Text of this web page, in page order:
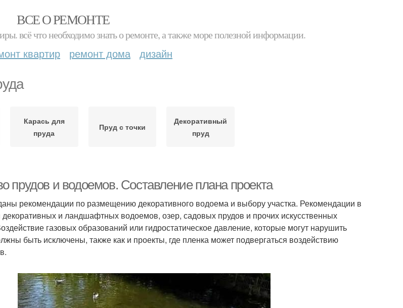
ВСЕ О РЕМОНТЕ
всё что необходимо знать о ремонте, а также море полезной информации.
квартир ремонт дома дизайн
Карась для
пруда
Пруд с точки
Декоративный
пруд
прудов и водоемов. Составление плана проекта
рекомендации по размещению декоративного водоема и выбору участка. Рекомендации в
и ландшафтных водоемов, озер, садовых прудов и прочих искусственных
газовых образований или гидростатическое давление, которые могут нарушить
быть исключены, также как и проекты, где пленка может подвергаться воздействию